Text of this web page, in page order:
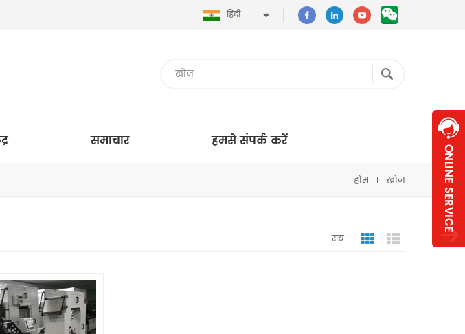
हिंदी
समाचार हमसे संपर्क करें
होम खोज
राय : जाली देखनासूची दृश्य